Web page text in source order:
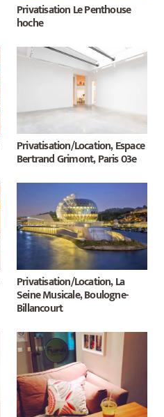
Privatisation Le Penthouse
hoche
Privatisation/Location, Espace
Bertrand Grimont, Paris 03e
Privatisation/Location, La
Seine Musicale, Boulogne-
Billancourt